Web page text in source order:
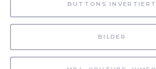
BUTTONS INVERTIERT
BILDER